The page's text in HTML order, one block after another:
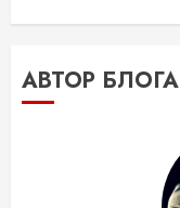
АВТОР БЛОГА